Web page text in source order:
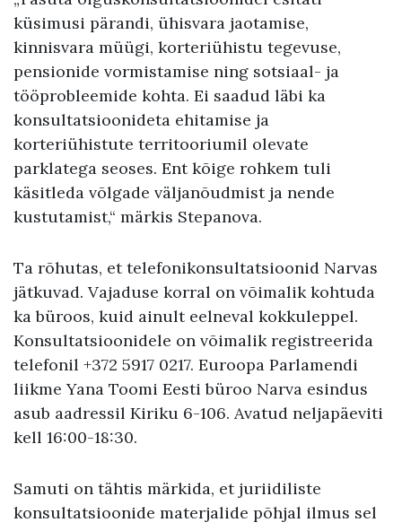
küsimusi pärandi, ühisvara jaotamise,
kinnisvara müügi, korteriühistu tegevuse,
pensionide vormistamise ning sotsiaal- ja
tööprobleemide kohta. Ei saadud läbi ka
konsultatsioonideta ehitamise ja
korteriühistute territooriumil olevate
parklatega seoses. Ent kõige rohkem tuli
käsitleda võlgade väljanõudmist ja nende
kustutamist,“ märkis Stepanova.
Ta rõhutas, et telefonikonsultatsioonid Narvas
jätkuvad. Vajaduse korral on võimalik kohtuda
ka büroos, kuid ainult eelneval kokkuleppel.
Konsultatsioonidele on võimalik registreerida
telefonil +372 5917 0217. Euroopa Parlamendi
liikme Yana Toomi Eesti büroo Narva esindus
asub aadressil Kiriku 6-106. Avatud neljapäeviti
kell 16:00-18:30.
Samuti on tähtis märkida, et juriidiliste
konsultatsioonide materjalide põhjal ilmus sel